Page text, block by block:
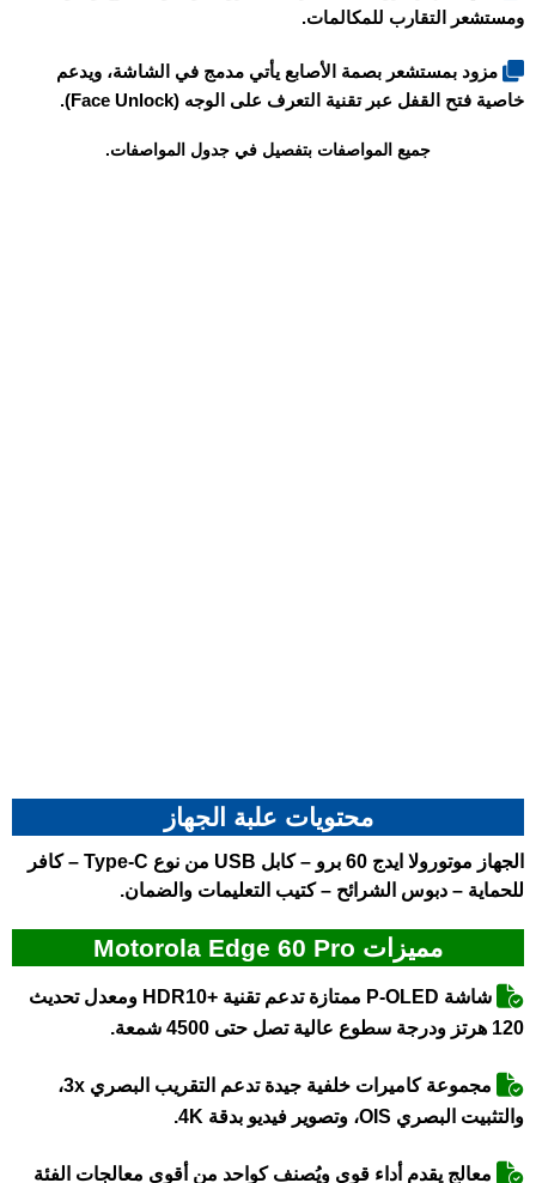
ومستشعر التقارب للمكالمات.
مزود بمستشعر بصمة الأصابع يأتي مدمج في الشاشة، ويدعم
خاصية فتح القفل عبر تقنية التعرف على الوجه (Face Unlock).
جميع المواصفات بتفصيل في جدول المواصفات.
محتويات علبة الجهاز
الجهاز موتورولا ايدج 60 برو – كابل USB من نوع Type-C – كافر
للحماية – دبوس الشرائح – كتيب التعليمات والضمان.
مميزات Motorola Edge 60 Pro
شاشة P-OLED ممتازة تدعم تقنية +HDR10 ومعدل تحديث
120 هرتز ودرجة سطوع عالية تصل حتى 4500 شمعة.
مجموعة كاميرات خلفية جيدة تدعم التقريب البصري 3x،
والتثبيت البصري OIS، وتصوير فيديو بدقة 4K.
معالج يقدم أداء قوي ويُصنف كواحد من أقوى معالجات الفئة